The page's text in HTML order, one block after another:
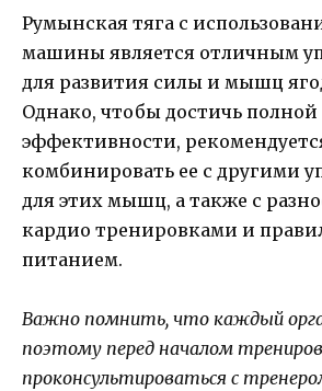
Румынская тяга с
машины является отличным
для развития силы и мышц
Однако, чтобы достичь полной
эффективности,
комбинировать ее с другими
для этих мышц, а также с
кардио тренировками и
питанием.
Важно помнить, что каждый
поэтому перед началом
проконсультироваться с